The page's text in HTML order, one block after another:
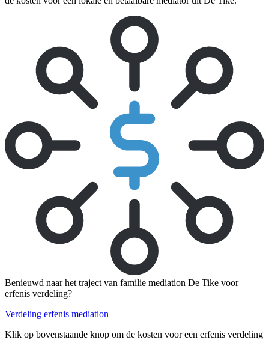
Benieuwd naar het traject van familie mediation De Tike voor
erfenis verdeling?
Verdeling erfenis mediation
Klik op bovenstaande knop om de kosten voor een erfenis verdeling